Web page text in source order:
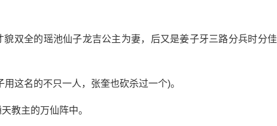
双全的瑶池仙子龙吉公主为妻，后又是姜子牙三路分兵时分佳
这名的不只一人，张奎也砍杀过一个)。
教主的万仙阵中。